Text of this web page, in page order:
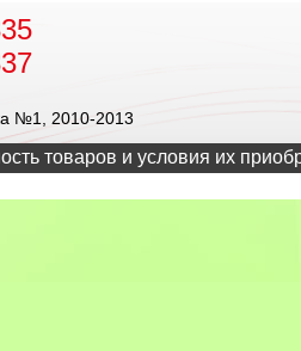
№1, 2010-2013
товаров и условия их